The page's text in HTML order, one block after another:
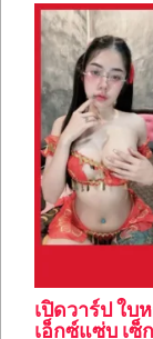
เปิดวาร์ป ใบ
เอ็กซ์แซ่บ เซ็